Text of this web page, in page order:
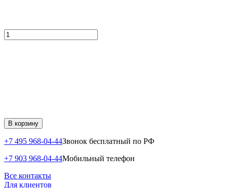
В корзину
+7 495 968-04-44Звонок бесплатный по РФ
+7 903 968-04-44Мобильный телефон
Все контакты
Для клиентов